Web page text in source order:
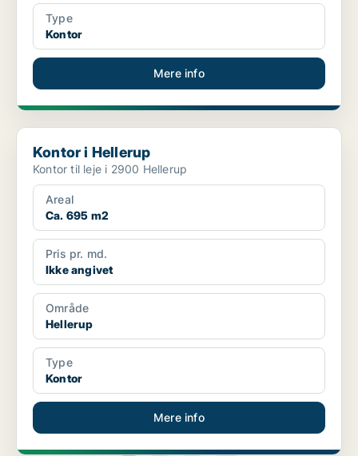
Type
Kontor
Mere info
Kontor i Hellerup
Kontor i Hellerup
Kontor til leje i 2900 Hellerup
Areal
Ca. 695 m2
Pris pr. md.
Ikke angivet
Område
Hellerup
Type
Kontor
Mere info